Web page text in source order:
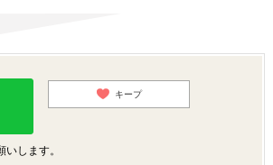
キープ
します。